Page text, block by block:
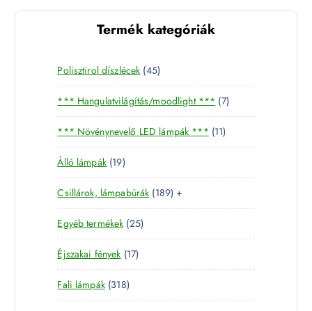
Termék kategóriák
Polisztirol díszlécek 454
5
t
e
r
m
k
*** Hangulatvilágítás/moodlight *** 77
t
r
é
*** Növénynevelő LED lámpák *** 111
1
e
m
k
Álló lámpák 191
9
t
e
r
m
é
k
Csillárok, lámpabúrák 1891
8
t
r
é
+
Egyéb termékek 252
5
e
m
Éjszakai fények 171
7
e
Fali lámpák 3183
1